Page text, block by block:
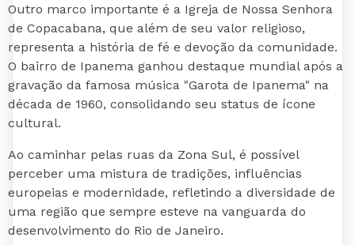
Outro marco importante é a Igreja de Nossa Senhora
de Copacabana, que além de seu valor religioso,
representa a história de fé e devoção da comunidade.
O bairro de Ipanema ganhou destaque mundial após a
gravação da famosa música "Garota de Ipanema" na
década de 1960, consolidando seu status de ícone
cultural.
Ao caminhar pelas ruas da Zona Sul, é possível
perceber uma mistura de tradições, influências
europeias e modernidade, refletindo a diversidade de
uma região que sempre esteve na vanguarda do
desenvolvimento do Rio de Janeiro.